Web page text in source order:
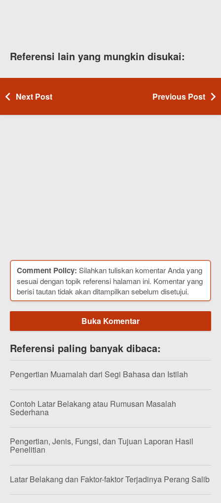
Referensi lain yang mungkin disukai:
Next Post Previous Post
Comment Policy: Silahkan tuliskan komentar Anda yang
sesuai dengan topik referensi halaman ini. Komentar yang
berisi tautan tidak akan ditampilkan sebelum disetujui.
Buka Komentar
Referensi paling banyak dibaca:
Pengertian Muamalah dari Segi Bahasa dan Istilah
Contoh Latar Belakang atau Rumusan Masalah
Sederhana
Pengertian, Jenis, Fungsi, dan Tujuan Laporan Hasil
Penelitian
Latar Belakang dan Faktor-faktor Terjadinya Perang Salib